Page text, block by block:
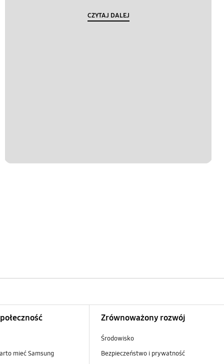
CZYTAJ DALEJ
mieć Samsung
Zrównoważony rozwój
Środowisko
Bezpieczeństwo i prywatność